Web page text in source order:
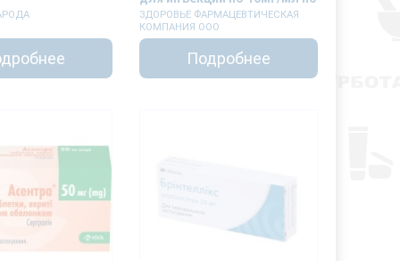
2мл №10
ЗДОРОВЬЕ ФАРМАЦЕВТИЧЕСКАЯ
КОМПАНИЯ ООО
Подробнее